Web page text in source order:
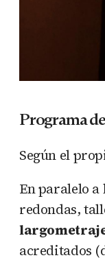
Programa
Según el
En paralelo
redondas,
acreditados